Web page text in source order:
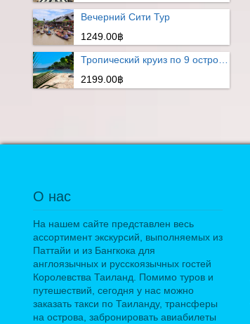
Вечерний Сити Тур
1249.00฿
2199.00฿
О нас
На нашем сайте представлен весь
ассортимент экскурсий, выполняемых из
Паттайи и из Бангкока для
англоязычных и русскоязычных гостей
Королевства Таиланд. Помимо туров и
путешествий, сегодня у нас можно
заказать такси по Таиланду, трансферы
на острова, забронировать авиабилеты